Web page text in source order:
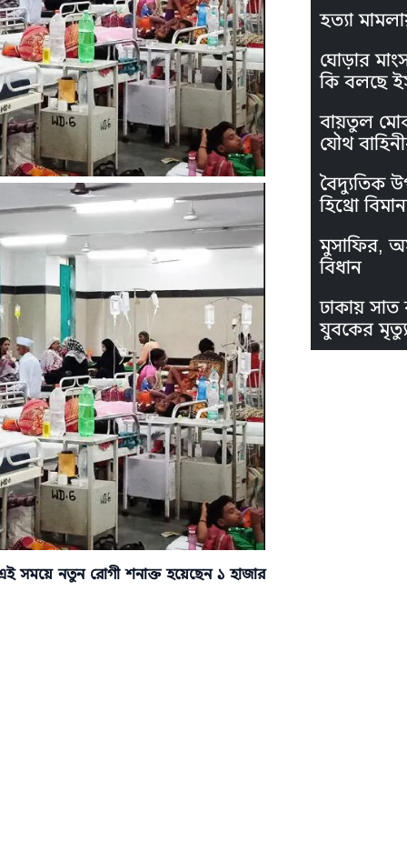
সময়ে নতুন রোগী শনাক্ত হয়েছেন ১ হাজার
হত্যা
ঘোড়ার
কি বলছে
বায়তুল
যৌথ
বৈদ্যুতিক
হিথ্রো
মুসাফির,
বিধান
ঢাকায় সাত
যুবকের